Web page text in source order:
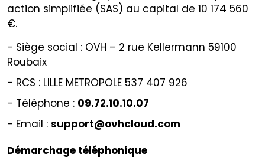
action simplifiée (SAS) au capital de 10 174 560
€.
- Siège social : OVH – 2 rue Kellermann 59100
Roubaix
- RCS : LILLE METROPOLE 537 407 926
- Téléphone : 09.72.10.10.07
- Email : support@ovhcloud.com
Démarchage téléphonique